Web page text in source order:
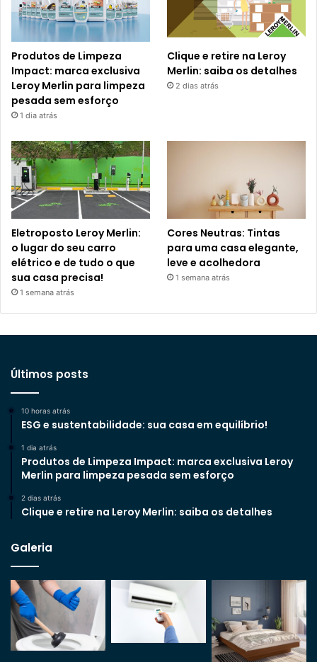
Produtos de Limpeza
Impact: marca exclusiva
Leroy Merlin para limpeza
pesada sem esforço
1 dia atrás
Clique e retire na Leroy
Merlin: saiba os detalhes
2 dias atrás
Eletroposto Leroy Merlin:
o lugar do seu carro
elétrico e de tudo o que
sua casa precisa!
1 semana atrás
Cores Neutras: Tintas
para uma casa elegante,
leve e acolhedora
1 semana atrás
Últimos posts
10 horas atrás
ESG e sustentabilidade: sua casa em equilíbrio!
1 dia atrás
Produtos de Limpeza Impact: marca exclusiva Leroy
Merlin para limpeza pesada sem esforço
2 dias atrás
Clique e retire na Leroy Merlin: saiba os detalhes
Galeria